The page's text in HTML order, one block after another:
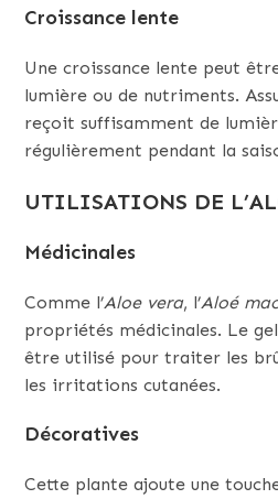
Croissance lente
Une croissance lente peut
lumière ou de nutriments.
reçoit suffisamment de
régulièrement pendant la
UTILISATIONS DE
Médicinales
Comme l’Aloe vera, l’Aloé
propriétés médicinales. Le
être utilisé pour traiter les
les irritations cutanées.
Décoratives
Cette plante ajoute une